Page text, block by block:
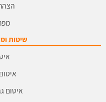
שיטות
איטום